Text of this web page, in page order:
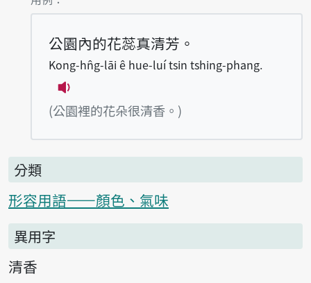
公園內的花蕊真清芳。
Kong-hn̂g-lāi ê hue-luí tsin tshing-phang.
播放例句Kong-hn̂g-lāi ê hue-luí tsin
(公園裡的花朵很清香。)
分類
形容用語——顏色、氣味
異用字
清香